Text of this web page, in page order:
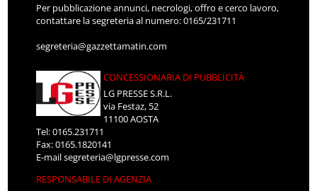
Per pubblicazione annunci, necrologi, offro e cerco lavoro,
contattare la segreteria al numero: 0165/231711
segreteria@gazzettamatin.com
CONCESSIONARIA DI PUBBLICITÀ
LG PRESSE S.R.L.
via Festaz, 52
11100 AOSTA
Tel: 0165.231711
Fax: 0165.1820141
E-mailsegreteria@lgpresse.com
RESPONSABILE DI AGENZIA